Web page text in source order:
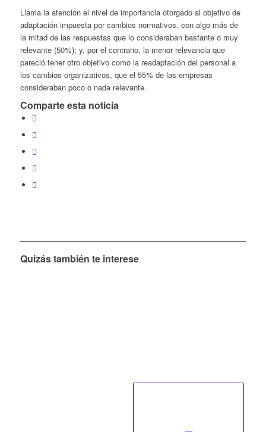
Llama la atención el nivel de importancia otorgado al objetivo de
adaptación impuesta por cambios normativos, con algo más de
la mitad de las respuestas que lo consideraban bastante o muy
relevante (50%); y, por el contrario, la menor relevancia que
pareció tener otro objetivo como la readaptación del personal a
los cambios organizativos, que el 55% de las empresas
consideraban poco o nada relevante.
Comparte esta noticia
Quizás también te interese